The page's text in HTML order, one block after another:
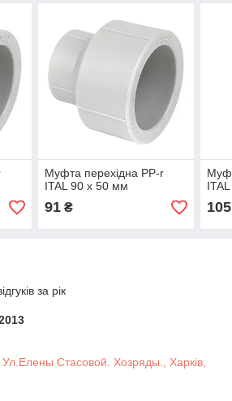
Муфта перехідна PP-r
ITAL 90 x 50 мм
91₴ 105
за рік
Стасовой. Хозряды., Харків,